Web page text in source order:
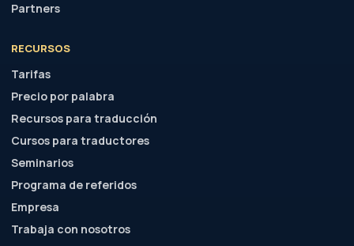
Partners
RECURSOS
Tarifas
Precio por palabra
Recursos para traducción
Cursos para traductores
Seminarios
Programa de referidos
Empresa
Trabaja con nosotros